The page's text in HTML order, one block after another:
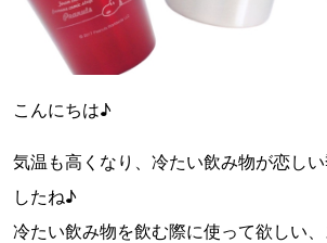
こんにちは♪
気温も高くなり、冷たい飲み物が恋し
したね♪
冷たい飲み物を飲む際に使って欲しい